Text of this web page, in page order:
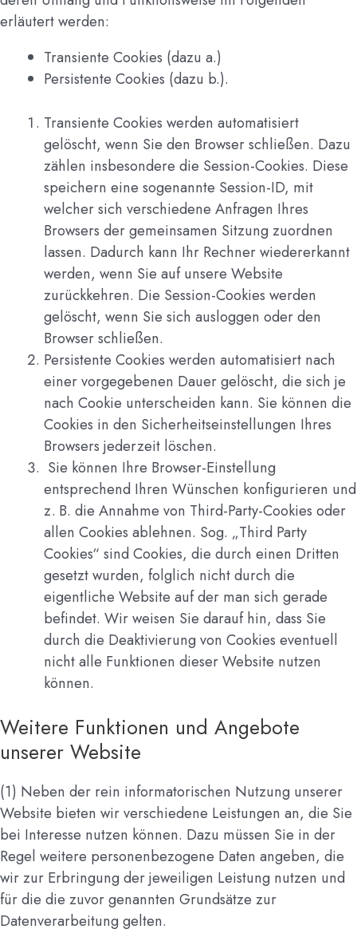
erläutert werden:
Transiente Cookies (dazu a.)
Persistente Cookies (dazu b.).
Transiente Cookies werden automatisiert
gelöscht, wenn Sie den Browser schließen. Dazu
zählen insbesondere die Session-Cookies. Diese
speichern eine sogenannte Session-ID, mit
welcher sich verschiedene Anfragen Ihres
Browsers der gemeinsamen Sitzung zuordnen
lassen. Dadurch kann Ihr Rechner wiedererkannt
werden, wenn Sie auf unsere Website
zurückkehren. Die Session-Cookies werden
gelöscht, wenn Sie sich ausloggen oder den
Browser schließen.
Persistente Cookies werden automatisiert nach
einer vorgegebenen Dauer gelöscht, die sich je
nach Cookie unterscheiden kann. Sie können die
Cookies in den Sicherheitseinstellungen Ihres
Browsers jederzeit löschen.
Sie können Ihre Browser-Einstellung
entsprechend Ihren Wünschen konfigurieren und
z. B. die Annahme von Third-Party-Cookies oder
allen Cookies ablehnen. Sog. „Third Party
Cookies“ sind Cookies, die durch einen Dritten
gesetzt wurden, folglich nicht durch die
eigentliche Website auf der man sich gerade
befindet. Wir weisen Sie darauf hin, dass Sie
durch die Deaktivierung von Cookies eventuell
nicht alle Funktionen dieser Website nutzen
können.
Weitere Funktionen und Angebote
unserer Website
(1) Neben der rein informatorischen Nutzung unserer
Website bieten wir verschiedene Leistungen an, die Sie
bei Interesse nutzen können. Dazu müssen Sie in der
Regel weitere personenbezogene Daten angeben, die
wir zur Erbringung der jeweiligen Leistung nutzen und
für die die zuvor genannten Grundsätze zur
Datenverarbeitung gelten.